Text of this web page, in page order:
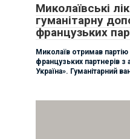
Миколаївські
гуманітарну
французьких
Миколаїв отримав
французьких партнерів з
Україна». Гуманітарний